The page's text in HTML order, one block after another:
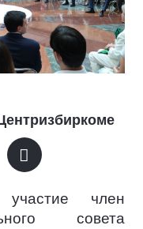
член
совета